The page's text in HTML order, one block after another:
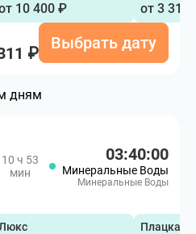
10 400 ₽ от 3 311
₽
Выбрать дату
дням
10 ч 53
мин
03:40:00
Минеральные Воды
Минеральные Воды
Плацкарт